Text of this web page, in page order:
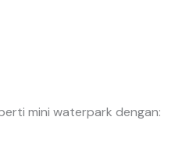
mini waterpark dengan: